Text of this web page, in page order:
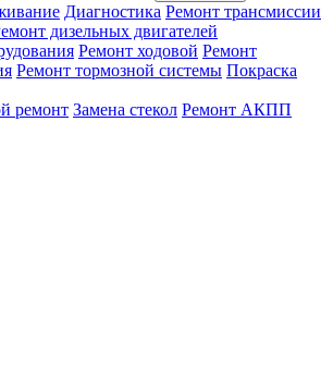
Диагностика Ремонт трансмиссии
дизельных двигателей
Ремонт ходовой Ремонт
Ремонт тормозной системы Покраска
ремонт Замена стекол Ремонт АКПП